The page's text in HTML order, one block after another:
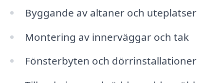
Byggande av altaner och uteplatser
Montering av innerväggar och tak
Fönsterbyten och dörrinstallationer